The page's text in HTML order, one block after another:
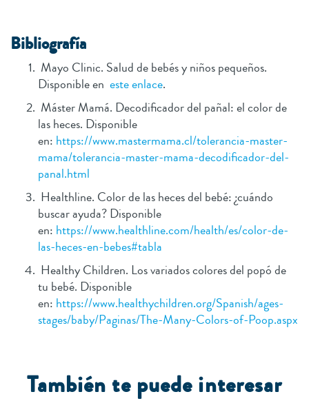
Bibliografía
Mayo Clinic. Salud de bebés y niños pequeños.
Disponible en este enlace.
Máster Mamá. Decodificador del pañal: el color de
las heces. Disponible
en: https://www.mastermama.cl/tolerancia-master-
mama/tolerancia-master-mama-decodificador-del-
panal.html
Healthline. Color de las heces del bebé: ¿cuándo
buscar ayuda? Disponible
en: https://www.healthline.com/health/es/color-de-
las-heces-en-bebes#tabla
Healthy Children. Los variados colores del popó de
tu bebé. Disponible
en: https://www.healthychildren.org/Spanish/ages-
stages/baby/Paginas/The-Many-Colors-of-Poop.aspx
También te puede interesar